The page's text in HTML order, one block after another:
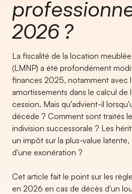
2026 ?
La fiscalité de la location
(LMNP) a été profondément
finances 2025, notamment avec
amortissements dans le calcul de
cession. Mais qu'advient-il
décède ? Comment sont traités
indivision successorale ? Les
un impôt sur la plus-value
d'une exonération ?
Cet article fait le point sur les
en 2026 en cas de décès d'un